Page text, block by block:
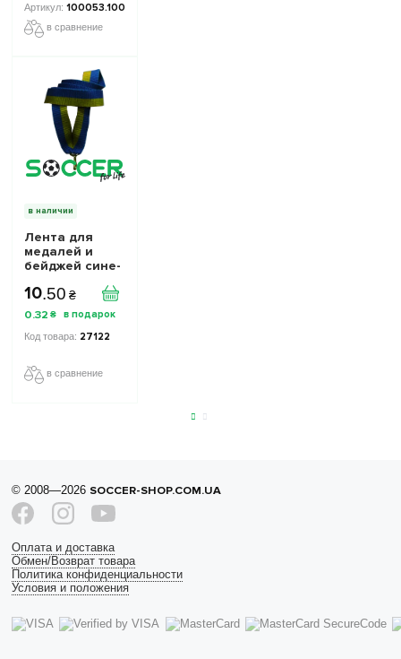
100053.100
в сравнение
в наличии
Лента для
медалей и
бейджей сине-
10.50 ₴
0.32 ₴
27122
в сравнение
© 2008—2026 SOCCER-SHOP.COM.UA
Оплата и доставка
Обмен/Возврат товара
Политика конфиденциальности
Условия и положения